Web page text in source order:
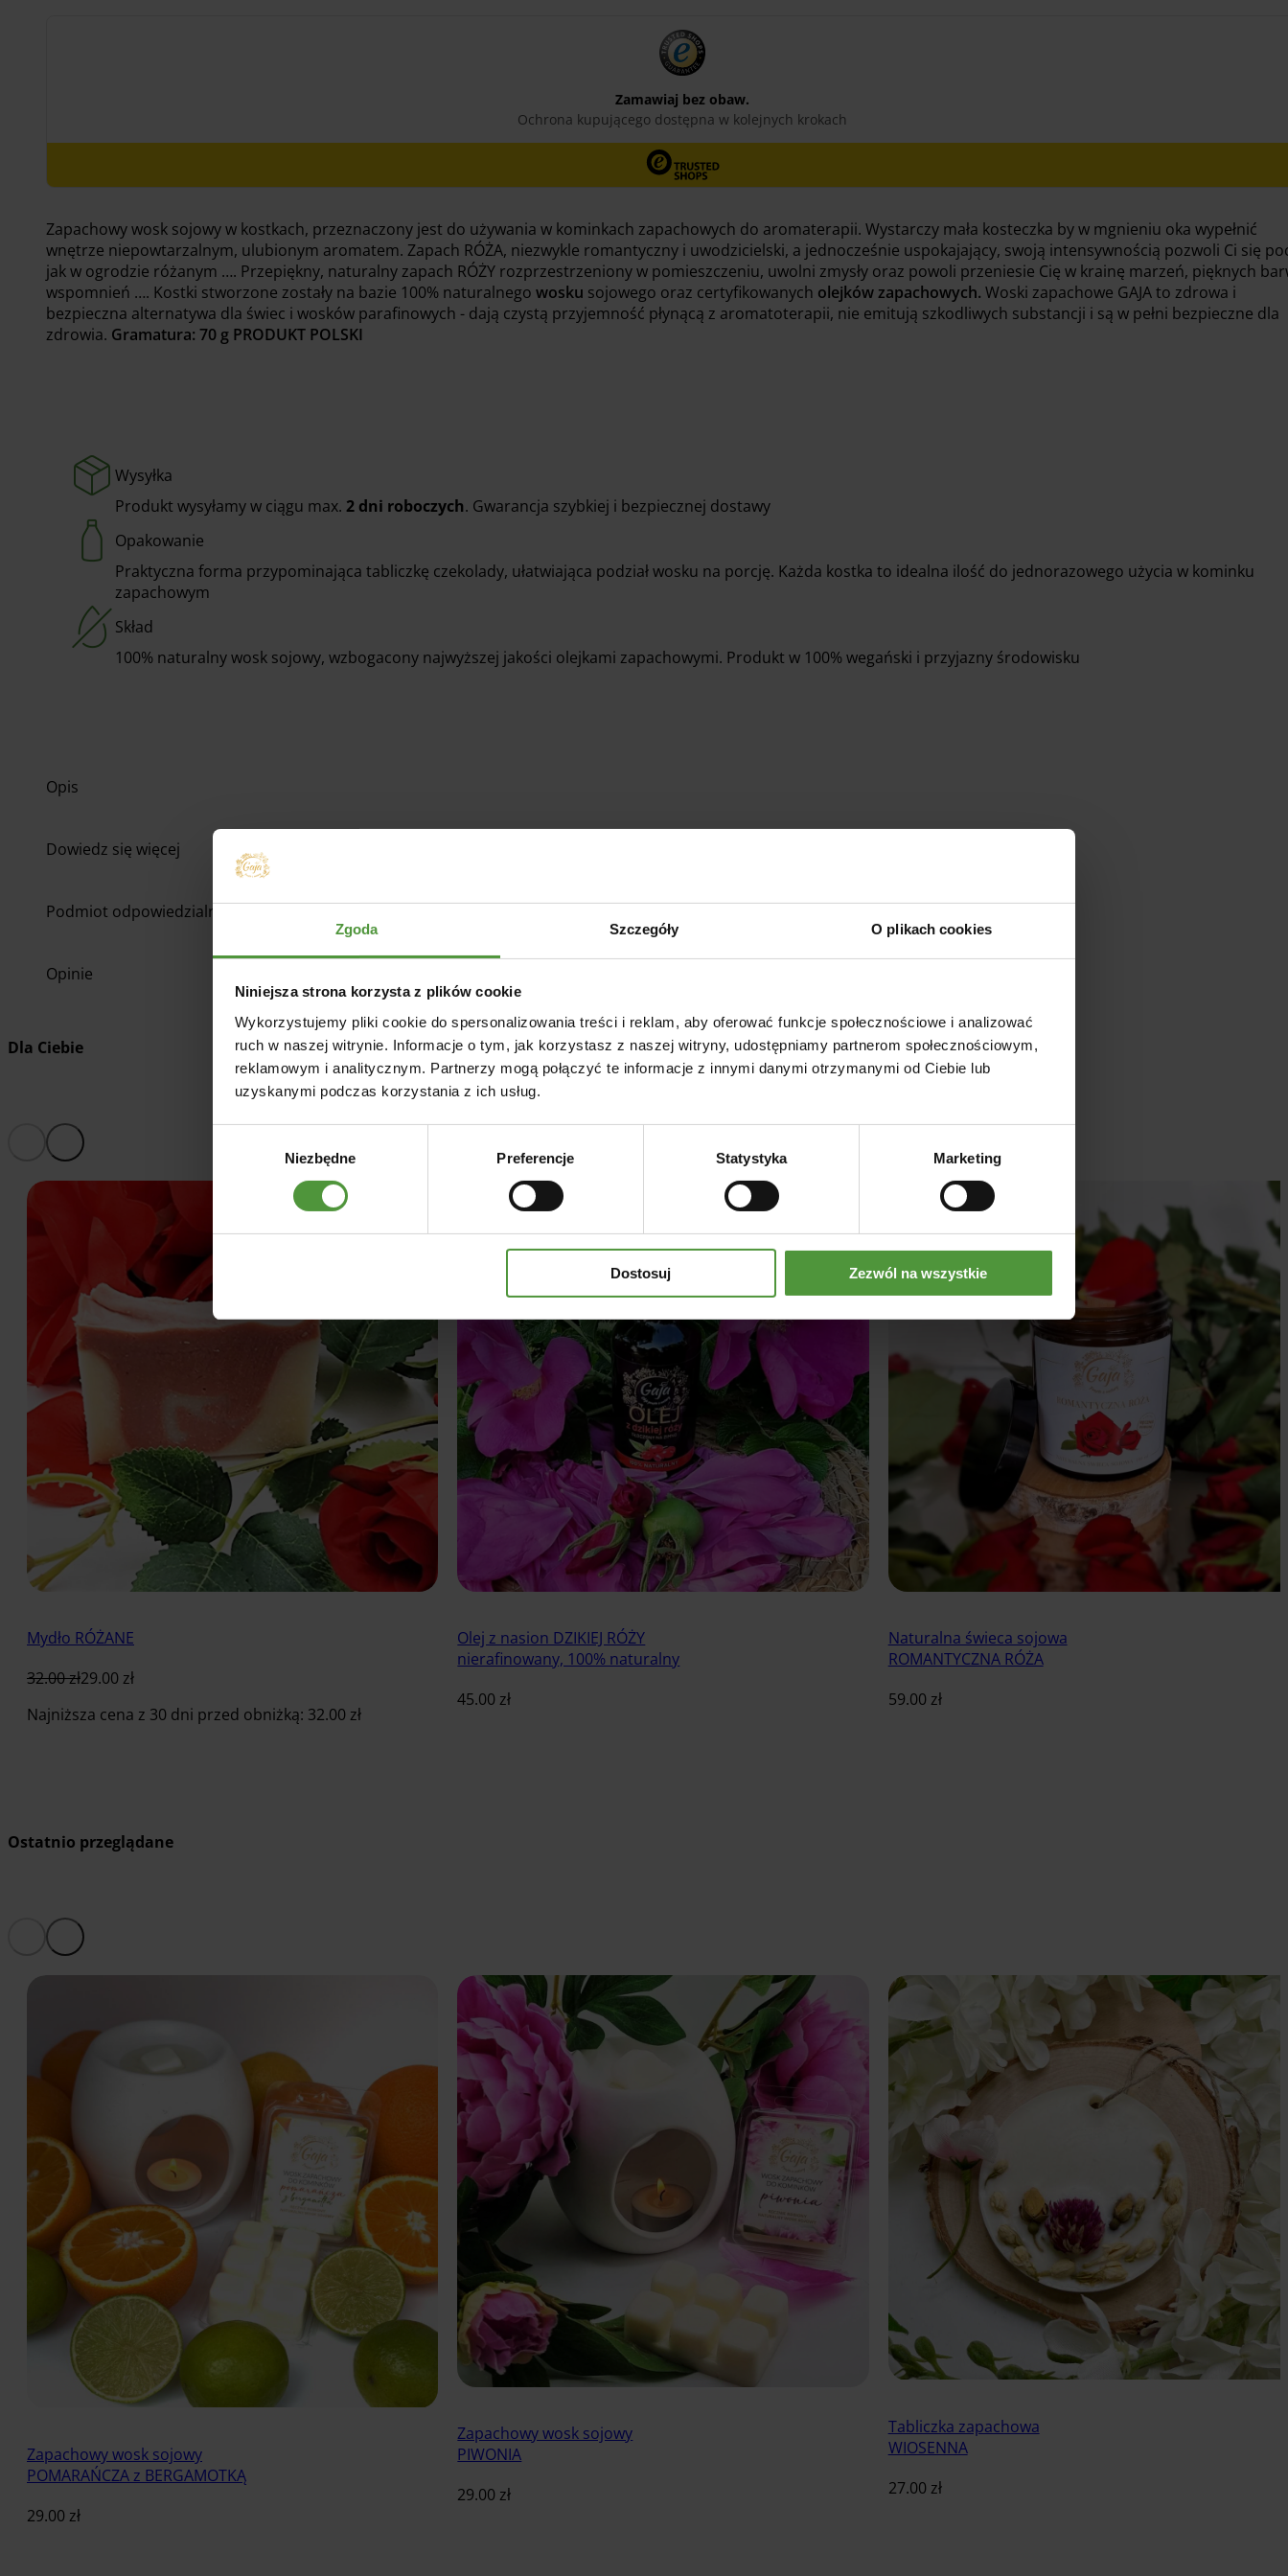
Zgoda Szczegóły O plikach cookies
Niniejsza strona korzysta z plików cookie
Wykorzystujemy pliki cookie do spersonalizowania treści i reklam, aby oferować funkcje społecznościowe i analizować
ruch w naszej witrynie. Informacje o tym, jak korzystasz z naszej witryny, udostępniamy partnerom społecznościowym,
reklamowym i analitycznym. Partnerzy mogą połączyć te informacje z innymi danymi otrzymanymi od Ciebie lub
uzyskanymi podczas korzystania z ich usług.
Niezbędne Preferencje Statystyka Marketing
Dostosuj Zezwól na wszystkie
Zapachowy wosk sojowy w kostkach, przeznaczony jest do używania w kominkach zapachowych do aromaterapii. Wystarczy mała kosteczka by w mgnieniu oka wypełnić
wnętrze niepowtarzalnym, ulubionym aromatem. Zapach RÓŻA, niezwykle romantyczny i uwodzicielski, a jednocześnie uspokajający, swoją intensywnością pozwoli Ci się
jak w ogrodzie różanym …. Przepiękny, naturalny zapach RÓŻY rozprzestrzeniony w pomieszczeniu, uwolni zmysły oraz powoli przeniesie Cię w krainę marzeń, pięknych
wspomnień …. Kostki stworzone zostały na bazie 100% naturalnego wosku sojowego oraz certyfikowanych olejków zapachowych. Woski zapachowe GAJA to zdrowa i
bezpieczna alternatywa dla świec i wosków parafinowych - dają czystą przyjemność płynącą z aromatoterapii, nie emitują szkodliwych substancji i są w pełni bezpieczne dla
zdrowia. Gramatura: 70 g PRODUKT POLSKI
Wysyłka
Produkt wysyłamy w ciągu max. 2 dni roboczych. Gwarancja szybkiej i bezpiecznej dostawy
Opakowanie
Praktyczna forma przypominająca tabliczkę czekolady, ułatwiająca podział wosku na porcję. Każda kostka to idealna ilość do jednorazowego użycia w kominku
zapachowym
Skład
100% naturalny wosk sojowy, wzbogacony najwyższej jakości olejkami zapachowymi. Produkt w 100% wegański i przyjazny środowisku
Opis
Dowiedz się więcej
Podmiot odpowiedzialny
Opinie
Dla Ciebie
Mydło RÓŻANE
32.00zł29.00 zł
Najniższa cena z 30 dni przed obniżką: 32.00 zł
Olej z nasion DZIKIEJ RÓŻY
nierafinowany, 100% naturalny
45.00zł
Naturalna świeca sojowa
ROMANTYCZNA RÓŻA
59.00 zł
Ostatnio przeglądane
Zapachowy wosk sojowy
POMARAŃCZA z BERGAMOTKĄ
29.00 zł
Zapachowy wosk sojowy
PIWONIA
29.00zł
Tabliczka zapachowa
WIOSENNA
27.00 zł